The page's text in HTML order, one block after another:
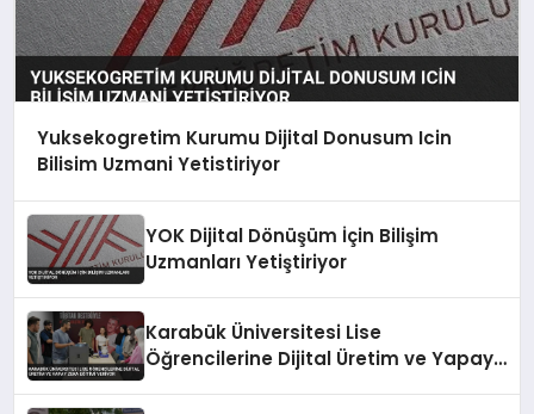
Yuksekogretim Kurumu Dijital Donusum Icin
Bilisim Uzmani Yetistiriyor
YOK Dijital Dönüşüm İçin Bilişim
Uzmanları Yetiştiriyor
Karabük Üniversitesi Lise
Öğrencilerine Dijital Üretim ve Yapay